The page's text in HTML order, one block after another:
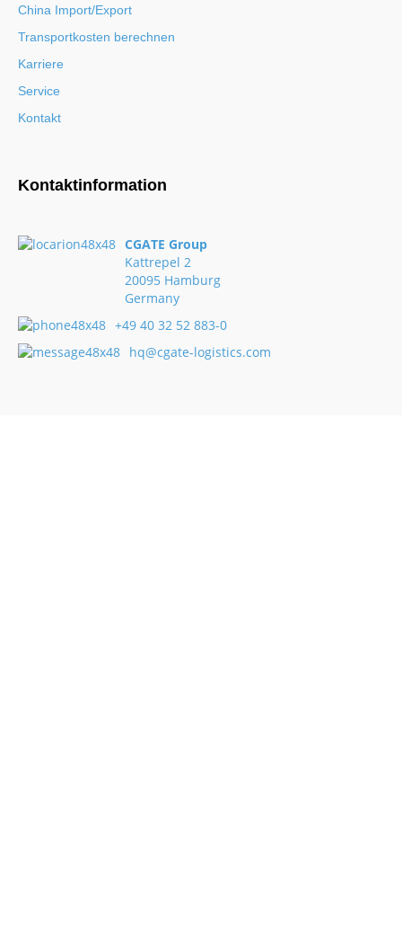
China Import/Export
Transportkosten berechnen
Karriere
Service
Kontakt
Kontaktinformation
CGATE Group
Kattrepel 2
20095 Hamburg
Germany
+49 40 32 52 883-0
hq@cgate-logistics.com